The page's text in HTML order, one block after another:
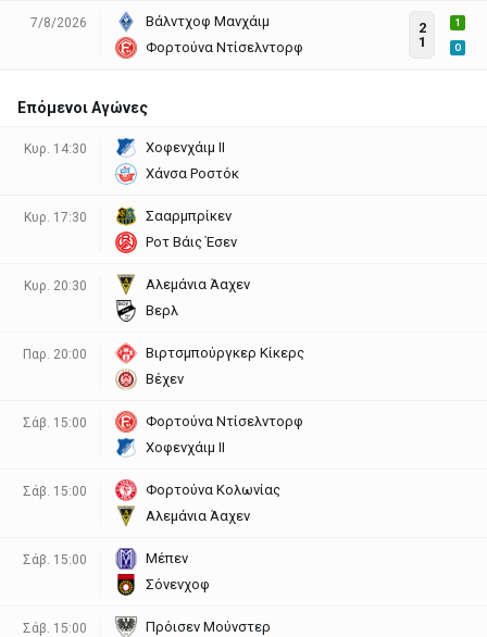
7/8/2026
Βάλντχοφ Μανχάιμ
Φορτούνα Ντίσελντορφ
2
1
1
O
Επόμενοι Αγώνες
Κυρ. 14:30
Χοφενχάιμ ΙΙ
Χάνσα Ροστόκ
Κυρ. 17:30
Σααρμπρίκεν
Ροτ Βάις Έσεν
Κυρ. 20:30
Αλεμάνια Άαχεν
Βερλ
Παρ. 20:00
Βιρτσμπούργκερ Κίκερς
Βέχεν
Σάβ. 15:00
Φορτούνα Ντίσελντορφ
Χοφενχάιμ ΙΙ
Σάβ. 15:00
Φορτούνα Κολωνίας
Αλεμάνια Άαχεν
Σάβ. 15:00
Μέπεν
Σόνενχοφ
Σάβ. 15:00
Πρόισεν Μούνστερ